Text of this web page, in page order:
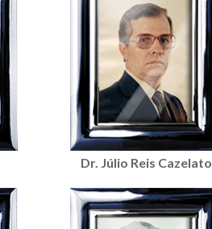
Dr. Júlio Reis Cazelato